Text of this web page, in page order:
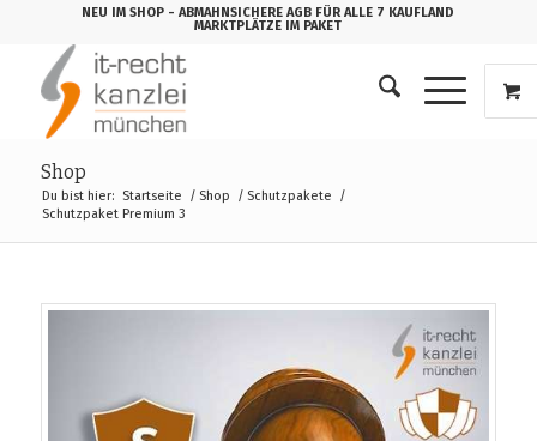
NEU IM SHOP - ABMAHNSICHERE AGB FÜR ALLE 7 KAUFLAND
MARKTPLÄTZE IM PAKET
Shop
Du bist hier: Startseite / Shop / Schutzpakete
/
Schutzpaket Premium 3